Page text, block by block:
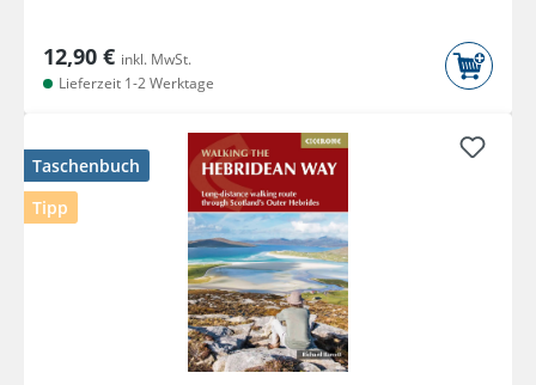
12,90 € inkl. MwSt.
Lieferzeit 1-2 Werktage
Taschenbuch
Tipp